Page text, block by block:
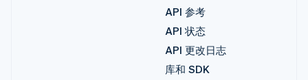
API 参考
API 状态
API 更改日志
库和 SDK